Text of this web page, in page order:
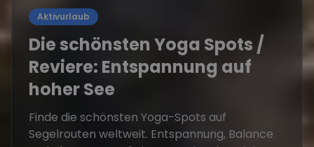
Aktivurlaub
Die schönsten Yoga Spots /
Reviere: Entspannung auf
hoher See
Finde die schönsten Yoga-Spots auf
Segelrouten weltweit. Entspannung, Balance